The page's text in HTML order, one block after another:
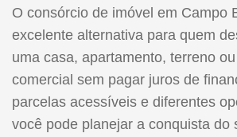
O consórcio de imóvel em Campo
excelente alternativa para quem
uma casa, apartamento, terreno
comercial sem pagar juros de
parcelas acessíveis e diferentes
você pode planejar a conquista do